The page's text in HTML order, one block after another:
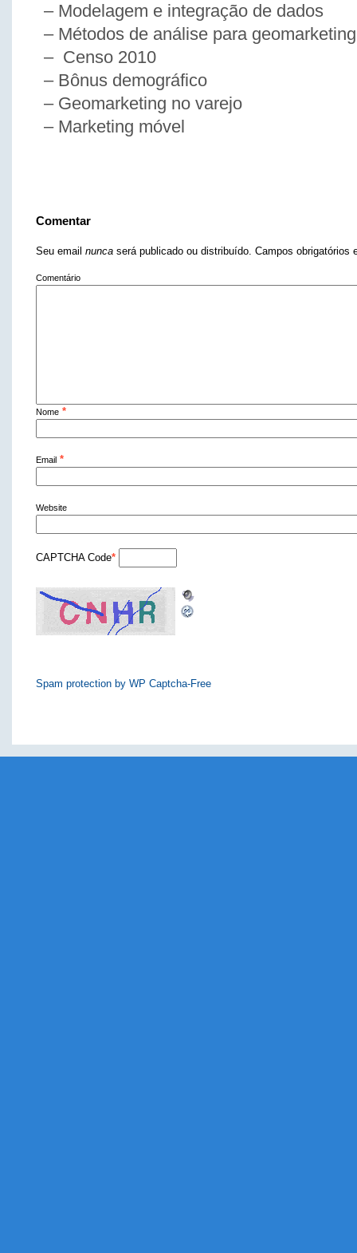
– Modelagem e integração de dados
– Métodos de análise para geomarketing
– Censo 2010
– Bônus demográfico
– Geomarketing no varejo
– Marketing móvel
Comentar
Seu email nunca será publicado ou distribuído. Campos
Comentário
Nome *
Email *
Website
CAPTCHA Code*
Spam protection by WP Captcha-Free